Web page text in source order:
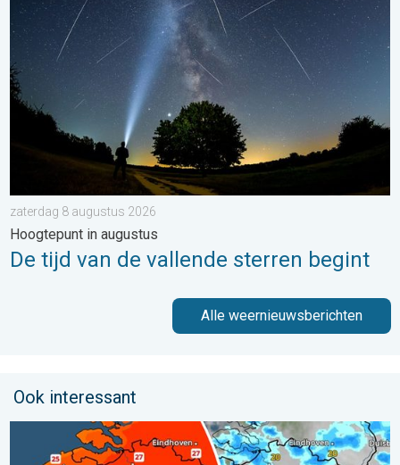
zaterdag 8 augustus 2026
Hoogtepunt in augustus
De tijd van de vallende sterren begint
Alle weernieuwsberichten
Ook interessant
Zomerse zaterdag, buiige zondag. Weekendweer. . . vrijdag